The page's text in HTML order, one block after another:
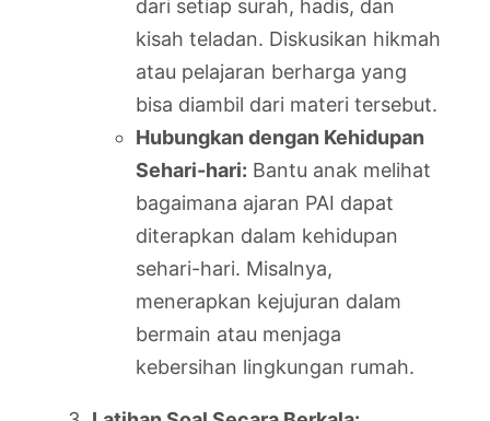
dari setiap surah, hadis, dan
kisah teladan. Diskusikan hikmah
atau pelajaran berharga yang
bisa diambil dari materi tersebut.
Hubungkan dengan Kehidupan
Sehari-hari: Bantu anak melihat
bagaimana ajaran PAI dapat
diterapkan dalam kehidupan
sehari-hari. Misalnya,
menerapkan kejujuran dalam
bermain atau menjaga
kebersihan lingkungan rumah.